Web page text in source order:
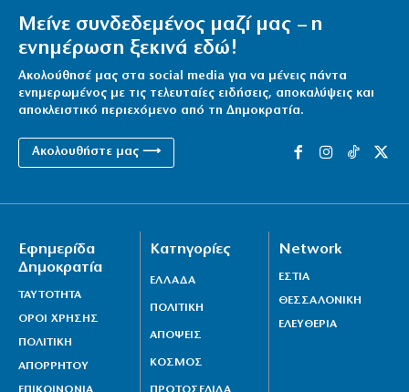
Μείνε συνδεδεμένος μαζί μας – η
ενημέρωση ξεκινά εδώ!
Ακολούθησέ μας στα social media για να μένεις πάντα
ενημερωμένος με τις τελευταίες ειδήσεις, αποκαλύψεις και
αποκλειστικό περιεχόμενο από τη Δημοκρατία.
Ακολουθήστε μας ⟶
Εφημερίδα
Δημοκρατία
ΤΑΥΤΟΤΗΤΑ
ΟΡΟΙ ΧΡΗΣΗΣ
ΠΟΛΙΤΙΚΗ
ΑΠΟΡΡΗΤΟΥ
ΕΠΙΚΟΙΝΩΝΙΑ
Κατηγορίες
ΕΛΛΑΔΑ
ΠΟΛΙΤΙΚΗ
ΑΠΟΨΕΙΣ
ΚΟΣΜΟΣ
ΠΡΩΤΟΣΕΛΙΔΑ
Network
ΕΣΤΙΑ
ΘΕΣΣΑΛΟΝΙΚΗ
ΕΛΕΥΘΕΡΙΑ